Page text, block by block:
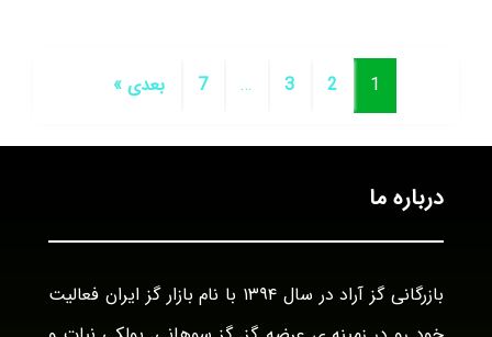
1
2
3
…
7 بعدی »
درباره ما
بازرگانی گز آراد در سال ۱۳۹۴ با نام بازار گز ایران فعالیت